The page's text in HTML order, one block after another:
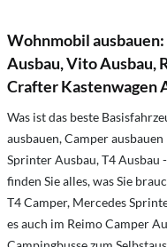
Wohnmobil
Ausbau, Vito Ausbau,
Crafter Kastenwagen
Was ist das beste
ausbauen, Camper
Sprinter Ausbau, T4 Ausbau
finden Sie alles, was Sie
T4 Camper, Mercedes
es auch im Reimo Camper